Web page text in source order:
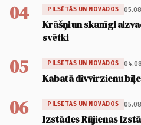
04 PILSĒTĀS UN NOVADOS
Krāšņi un skanīgi
svētki
05 PILSĒTĀS UN NOVADOS
Kabatā divvirzienu
06 PILSĒTĀS UN NOVADOS
Izstādes Rūjienas